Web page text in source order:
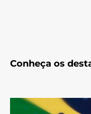
Conheça os